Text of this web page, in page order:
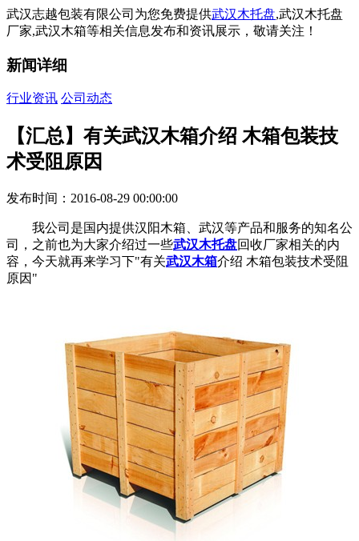
武汉志越包装有限公司为您免费提供武汉木托盘,武汉木托盘
厂家,武汉木箱等相关信息发布和资讯展示，敬请关注！
新闻详细
行业资讯 公司动态
【汇总】有关武汉木箱介绍 木箱包装技
术受阻原因
发布时间：2016-08-29 00:00:00
我公司是国内提供汉阳木箱、武汉等产品和服务的知名公
司，之前也为大家介绍过一些武汉木托盘回收厂家相关的内
容，今天就再来学习下"有关武汉木箱介绍 木箱包装技术受阻
原因"